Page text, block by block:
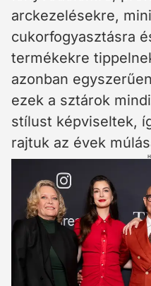
arckezelésekre,
cukorfogyasztásra
termékekre
azonban
ezek a sztárok
stílust képviseltek,
rajtuk az évek